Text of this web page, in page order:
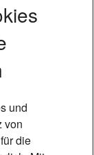
und
von
die